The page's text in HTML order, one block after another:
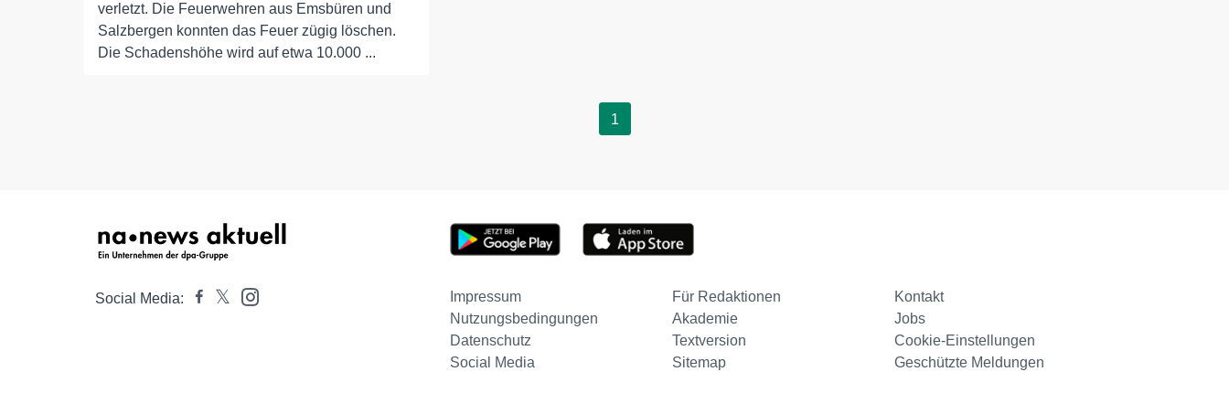
verletzt. Die Feuerwehren aus Emsbüren und
Salzbergen konnten das Feuer zügig löschen.
Die Schadenshöhe wird auf etwa 10.000 ...
1
Social Media: Impressum Für Redaktionen
Kontakt
Nutzungsbedingungen
Akademie
Jobs
Datenschutz
Textversion
Cookie-Einstellungen
Social Media
Sitemap Geschützte Meldungen